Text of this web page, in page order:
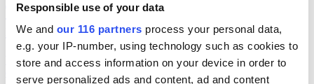
Responsible use of your data
We and our 116 partners process your personal data,
e.g. your IP-number, using technology such as cookies to
store and access information on your device in order to
serve personalized ads and content, ad and content
Tyskland lyfter Ingo – men fortsatta
miljonförluster
WPPs prisbelönta kommunikationsbyrå Ingo höjer omsättningen via
ett tyskt uppdrag men dras fortsatt med miljonförluster.